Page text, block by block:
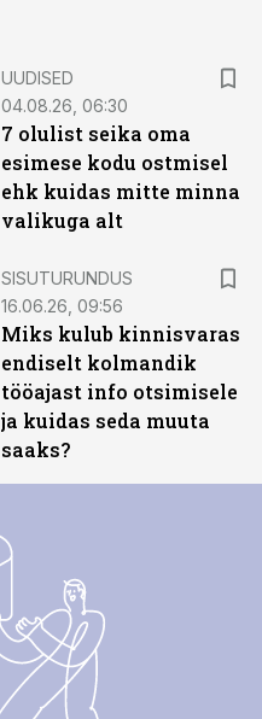
UUDISED
04.08.26, 06:30
7 olulist seika oma
esimese kodu ostmisel
ehk kuidas mitte minna
valikuga alt
SISUTURUNDUS
16.06.26, 09:56
Miks kulub kinnisvaras
endiselt kolmandik
tööajast info otsimisele
ja kuidas seda muuta
saaks?